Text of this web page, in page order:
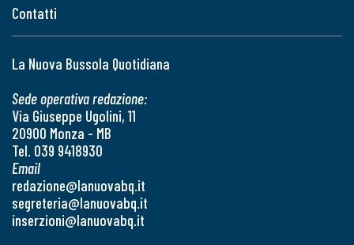
Contatti
La Nuova Bussola Quotidiana
Sede operativa redazione:
Via Giuseppe Ugolini, 11
20900 Monza - MB
Tel. 039 9418930
Email
redazione@lanuovabq.it
segreteria@lanuovabq.it
inserzioni@lanuovabq.it